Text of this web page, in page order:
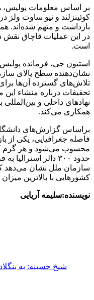
بر اساس معلومات پولیس،
کوئینزلند و نیو ساوت ولز
بازداشت و متهم شده‌اند.
در این عملیات قاچاق نقش
است.
استیون جی، فرمانده
نشان‌دهنده سطح بالای
تلاش‌های گسترده آن‌ها
تحقیقات درباره منشاء این
نهادهای داخلی و
همکاری می‌کند.
براساس گزارش‌های دانشگاه
فاصله جغرافیایی، یکی از
محسوب می‌شود و هر گرم
حدود ۳۰۰ دالر
سازمان ملل نشان می‌دهد که
کشورهایی با بالاترین
نویسنده:سلیمه آریایی
شیخ حسینه: به